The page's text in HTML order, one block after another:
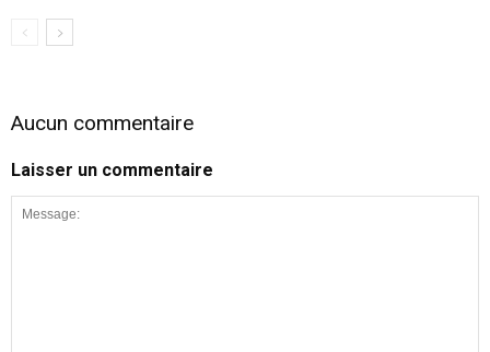
Aucun commentaire
Laisser un commentaire